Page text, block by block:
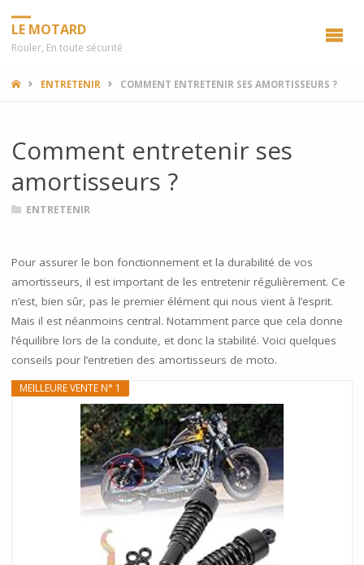
LE MOTARD
Rouler, En toute sécurité
HOMEENTRETENIR COMMENT ENTRETENIR SES AMORTISSEURS ?
Comment entretenir ses
amortisseurs ?
ENTRETENIR
Pour assurer le bon fonctionnement et la durabilité de vos
amortisseurs, il est important de les entretenir régulièrement. Ce
n’est, bien sûr, pas le premier élément qui nous vient à l’esprit.
Mais il est néanmoins central. Notamment parce que cela donne
l’équilibre lors de la conduite, et donc la stabilité. Voici quelques
conseils pour l’entretien des amortisseurs de moto.
MEILLEURE VENTE N° 1